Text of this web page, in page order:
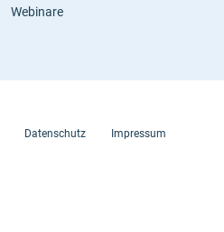
Webinare
Datenschutz Impressum